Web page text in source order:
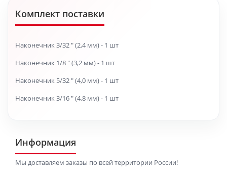
Комплект поставки
Наконечник 3/32 " (2,4 мм) - 1 шт
Наконечник 1/8 " (3,2 мм) - 1 шт
Наконечник 5/32 " (4,0 мм) - 1 шт
Наконечник 3/16 " (4,8 мм) - 1 шт
Информация
Мы доставляем заказы по всей территории России!